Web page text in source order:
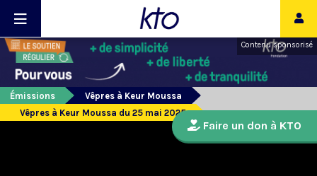
Contenu sponsorisé
Émissions
Vêpres à Keur Moussa
Vêpres à Keur Moussa du 25 mai 2025
Faire un don à KTO